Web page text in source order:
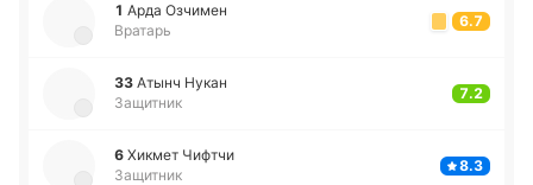
1 Арда Озчи­мен
Вратарь
6.7
33 Атынч Нукан
Защитник
7.2
6 Хикмет Чифтчи
Защитник
8.3